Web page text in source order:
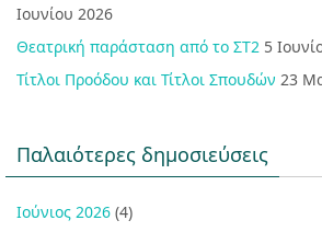
Ιουνίου 2026
Θεατρική παράσταση από το ΣΤ2 5
Τίτλοι Προόδου και Τίτλοι Σπουδών 23
Παλαιότερες δημοσιεύσεις
Ιούνιος 2026 (4)